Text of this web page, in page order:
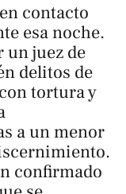
contacto
esa noche.
un juez de
delitos de
tortura y
a un menor
confirmado